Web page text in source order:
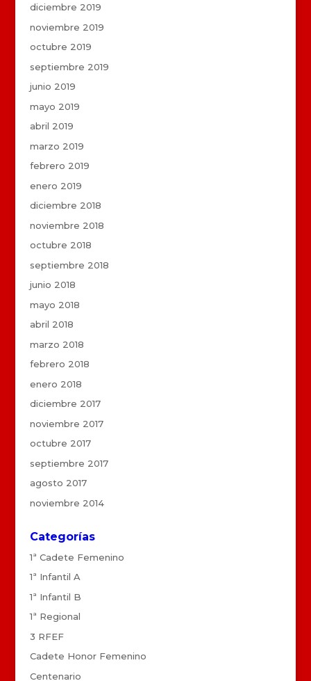
diciembre 2019
noviembre 2019
octubre 2019
septiembre 2019
junio 2019
mayo 2019
abril 2019
marzo 2019
febrero 2019
enero 2019
diciembre 2018
noviembre 2018
octubre 2018
septiembre 2018
junio 2018
mayo 2018
abril 2018
marzo 2018
febrero 2018
enero 2018
diciembre 2017
noviembre 2017
octubre 2017
septiembre 2017
agosto 2017
noviembre 2014
Categorías
1ª Cadete Femenino
1ª Infantil A
1ª Infantil B
1ª Regional
3 RFEF
Cadete Honor Femenino
Centenario